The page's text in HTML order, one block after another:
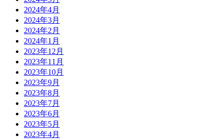
2024年4月
2024年3月
2024年2月
2024年1月
2023年12月
2023年11月
2023年10月
2023年9月
2023年8月
2023年7月
2023年6月
2023年5月
2023年4月